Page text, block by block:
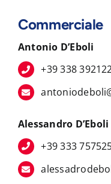
Commerciale
Antonio D’Eboli
+39 338
Alessandro D’Eboli
+39 333